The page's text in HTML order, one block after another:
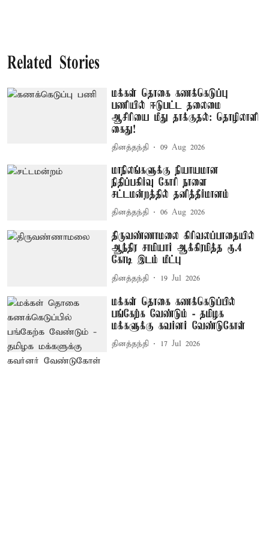
Related Stories
மக்கள் தொகை கணக்கெடுப்பு
பணியில் ஈடுபட்ட தலைமை
ஆசிரியை மீது தாக்குதல்: தொழிலாளி
கைது!
தினத்தந்தி 09 Aug 2026
மாநிலங்களுக்கு நியாயமான
நிதிப்பகிர்வு கோரி நாளை
சட்டமன்றத்தில் தனித்தீர்மானம்
தினத்தந்தி 06 Aug 2026
திருவண்ணாமலை கிரிவலப்பாதையில்
ஆந்திர சாமியார் ஆக்கிரமித்த ரூ.4
கோடி இடம் மீட்பு
தினத்தந்தி 19 Jul 2026
மக்கள் தொகை கணக்கெடுப்பில்
பங்கேற்க வேண்டும் - தமிழக
மக்களுக்கு கவர்னர் வேண்டுகோள்
தினத்தந்தி 17 Jul 2026